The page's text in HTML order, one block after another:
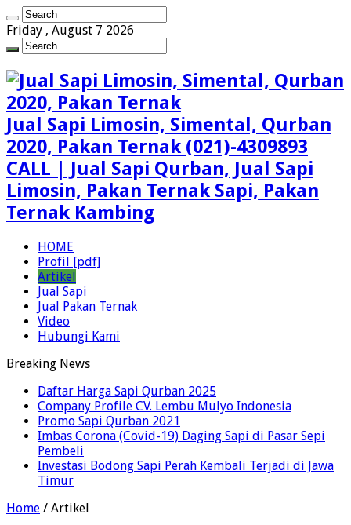
Friday , August 7 2026
Jual Sapi Limosin, Simental, Qurban
2020, Pakan Ternak (021)-4309893
CALL | Jual Sapi Qurban, Jual Sapi
Limosin, Pakan Ternak Sapi, Pakan
Ternak Kambing
HOME
Profil [pdf]
Artikel
Jual Sapi
Jual Pakan Ternak
Video
Hubungi Kami
Breaking News
Daftar Harga Sapi Qurban 2025
Company Profile CV. Lembu Mulyo Indonesia
Promo Sapi Qurban 2021
Imbas Corona (Covid-19) Daging Sapi di Pasar Sepi
Pembeli
Investasi Bodong Sapi Perah Kembali Terjadi di Jawa
Timur
Home / Artikel